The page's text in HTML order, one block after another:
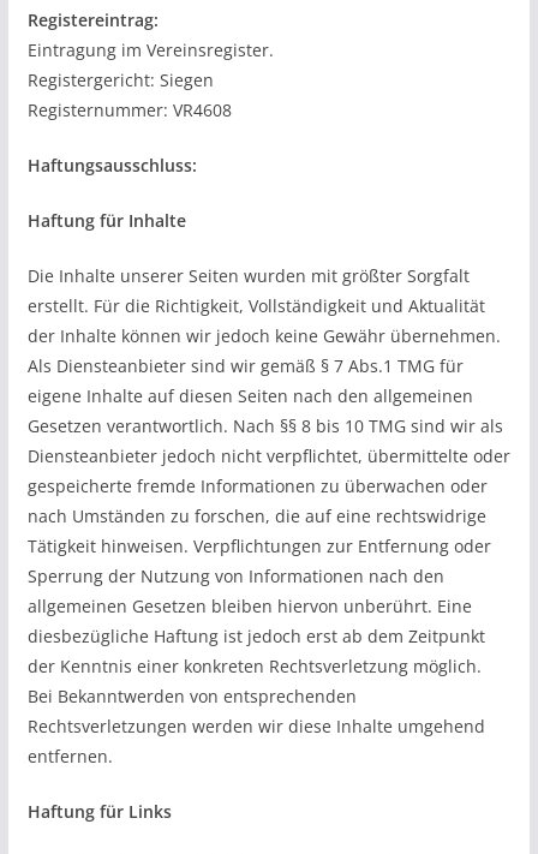
Registereintrag:
Eintragung im Vereinsregister.
Registergericht: Siegen
Registernummer: VR4608
Haftungsausschluss:
Haftung für Inhalte
Die Inhalte unserer Seiten wurden mit größter Sorgfalt
erstellt. Für die Richtigkeit, Vollständigkeit und Aktualität
der Inhalte können wir jedoch keine Gewähr übernehmen.
Als Diensteanbieter sind wir gemäß § 7 Abs.1 TMG für
eigene Inhalte auf diesen Seiten nach den allgemeinen
Gesetzen verantwortlich. Nach §§ 8 bis 10 TMG sind wir als
Diensteanbieter jedoch nicht verpflichtet, übermittelte oder
gespeicherte fremde Informationen zu überwachen oder
nach Umständen zu forschen, die auf eine rechtswidrige
Tätigkeit hinweisen. Verpflichtungen zur Entfernung oder
Sperrung der Nutzung von Informationen nach den
allgemeinen Gesetzen bleiben hiervon unberührt. Eine
diesbezügliche Haftung ist jedoch erst ab dem Zeitpunkt
der Kenntnis einer konkreten Rechtsverletzung möglich.
Bei Bekanntwerden von entsprechenden
Rechtsverletzungen werden wir diese Inhalte umgehend
entfernen.
Haftung für Links